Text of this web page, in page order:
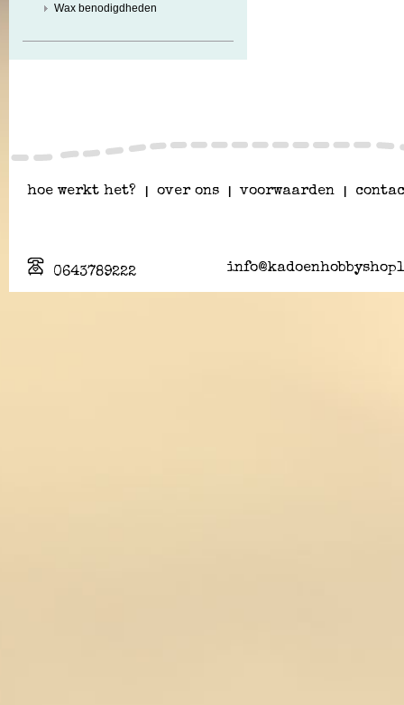
Wax benodigdheden
hoe werkt het? over ons voorwaarden
0643789222